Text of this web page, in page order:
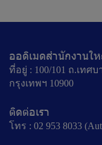
ออดิเมดสำนักงานใ
ที่อยู่ : 100/101 ถ.เทศ
กรุงเทพฯ 10900
ติดต่อเรา
โทร : 02 953 8033